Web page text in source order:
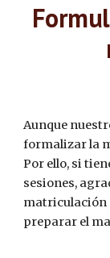
Aunque
formalizar la
Por ello, si
sesiones,
matriculación
preparar el